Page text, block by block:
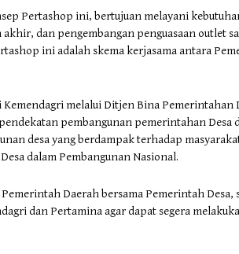
Pertashop ini, bertujuan melayani
dan pengembangan penguasaan outlet
ini adalah skema kerjasama antara
melalui Ditjen Bina Pemerintahan
pembangunan pemerintahan Desa
desa yang berdampak terhadap
dalam Pembangunan Nasional.
Daerah bersama Pemerintah Desa,
dan Pertamina agar dapat segera